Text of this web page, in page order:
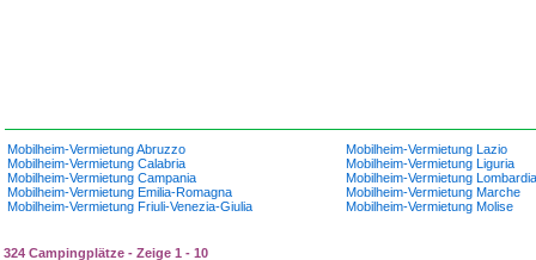
Mobilheim-Vermietung Abruzzo
Mobilheim-Vermietung Calabria
Mobilheim-Vermietung Campania
Mobilheim-Vermietung Emilia-Romagna
Mobilheim-Vermietung Friuli-Venezia-Giulia
Mobilheim-Vermietung Lazio
Mobilheim-Vermietung Liguria
Mobilheim-Vermietung Lombardia
Mobilheim-Vermietung Marche
Mobilheim-Vermietung Molise
324 Campingplätze - Zeige 1 - 10